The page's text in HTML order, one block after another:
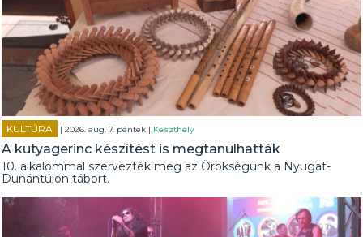
KULTÚRA | 2026. aug. 7. péntek | Keszthely
A kutyagerinc készítést is megtanulhatták
10. alkalommal szervezték meg az Örökségünk a Nyugat-
Dunántúlon tábort.